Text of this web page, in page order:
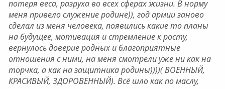
потеря веса, разруха во всех сферах жизни. В норму
меня привело служение родине)), год армии заново
сделал из меня человека, появились какие то планы
на будущее, мотивация и стремление к росту,
вернулось доверие родных и благоприятные
отношения с ними, на меня смотрели уже ни как на
торчка, а как на защитника родины))))( ВОЕННЫЙ,
КРАСИВЫЙ, ЗДОРОВЕННЫЙ). Всё шло как по маслу,